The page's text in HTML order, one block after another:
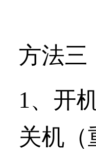
方法三
1、开
关机（